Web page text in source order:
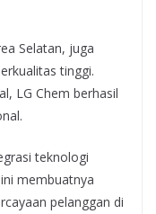
Selatan, juga
tinggi.
LG Chem berhasil
teknologi
membuatnya
pelanggan di